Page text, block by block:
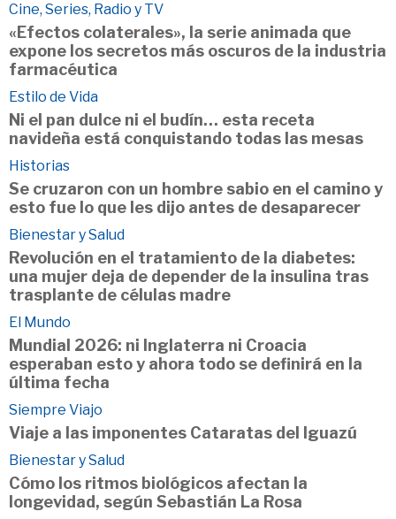
Cine, Series, Radio y TV
«Efectos colaterales», la serie animada que
expone los secretos más oscuros de la industria
farmacéutica
Estilo de Vida
Ni el pan dulce ni el budín… esta receta
navideña está conquistando todas las mesas
Historias
Se cruzaron con un hombre sabio en el camino y
esto fue lo que les dijo antes de desaparecer
Bienestar y Salud
Revolución en el tratamiento de la diabetes:
una mujer deja de depender de la insulina tras
trasplante de células madre
El Mundo
Mundial 2026: ni Inglaterra ni Croacia
esperaban esto y ahora todo se definirá en la
última fecha
Siempre Viajo
Viaje a las imponentes Cataratas del Iguazú
Bienestar y Salud
Cómo los ritmos biológicos afectan la
longevidad, según Sebastián La Rosa